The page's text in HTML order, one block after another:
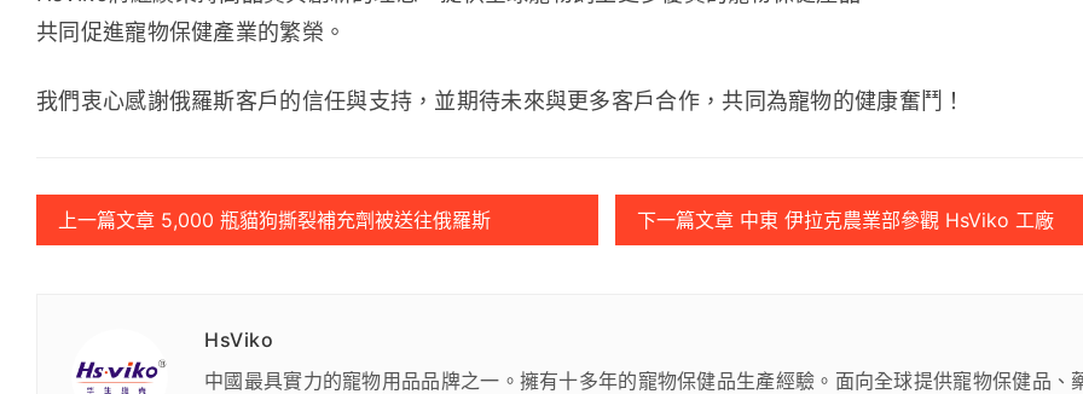
共同促進寵物保健產業的繁榮。
我們衷心感謝俄羅斯客戶的信任與支持，並期待未來與更多客戶合作，共同為寵物的健康奮鬥！
上一篇文章 5,000 瓶貓狗撕裂補充劑被送往俄羅斯 下一篇文章 中東 伊拉克農業部參觀 HsViko 工廠
HsViko
中國最具實力的寵物用品品牌之一。擁有十多年的寵物保健品生產經驗。面向全球提供寵物保健品、